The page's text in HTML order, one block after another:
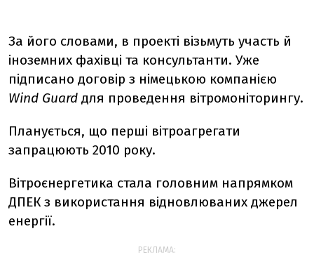
За його словами, в проекті візьмуть участь й
іноземних фахівці та консультанти. Уже
підписано договір з німецькою компанією
Wind Guard для проведення вітромоніторингу.
Планується, що перші вітроагрегати
запрацюють 2010 року.
Вітроєнергетика стала головним напрямком
ДПЕК з використання відновлюваних джерел
енергії.
РЕКЛАМА: